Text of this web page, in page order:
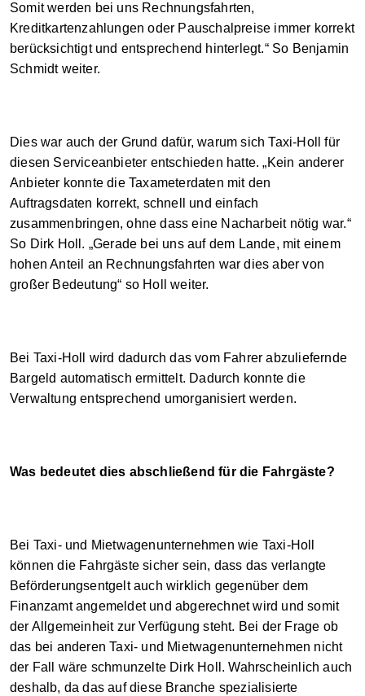
Somit werden bei uns Rechnungsfahrten,
Kreditkartenzahlungen oder Pauschalpreise immer korrekt
berücksichtigt und entsprechend hinterlegt.“ So Benjamin
Schmidt weiter.
Dies war auch der Grund dafür, warum sich Taxi-Holl für
diesen Serviceanbieter entschieden hatte. „Kein anderer
Anbieter konnte die Taxameterdaten mit den
Auftragsdaten korrekt, schnell und einfach
zusammenbringen, ohne dass eine Nacharbeit nötig war.“
So Dirk Holl. „Gerade bei uns auf dem Lande, mit einem
hohen Anteil an Rechnungsfahrten war dies aber von
großer Bedeutung“ so Holl weiter.
Bei Taxi-Holl wird dadurch das vom Fahrer abzuliefernde
Bargeld automatisch ermittelt. Dadurch konnte die
Verwaltung entsprechend umorganisiert werden.
Was bedeutet dies abschließend für die Fahrgäste?
Bei Taxi- und Mietwagenunternehmen wie Taxi-Holl
können die Fahrgäste sicher sein, dass das verlangte
Beförderungsentgelt auch wirklich gegenüber dem
Finanzamt angemeldet und abgerechnet wird und somit
der Allgemeinheit zur Verfügung steht. Bei der Frage ob
das bei anderen Taxi- und Mietwagenunternehmen nicht
der Fall wäre schmunzelte Dirk Holl. Wahrscheinlich auch
deshalb, da das auf diese Branche spezialisierte